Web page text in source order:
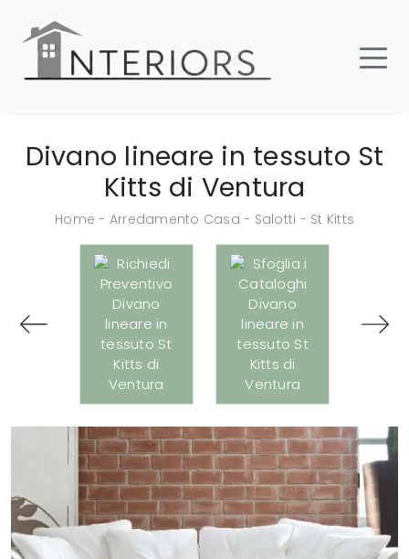
Divano lineare in tessuto St
Kitts di Ventura
Home - Arredamento Casa - Salotti - St Kitts